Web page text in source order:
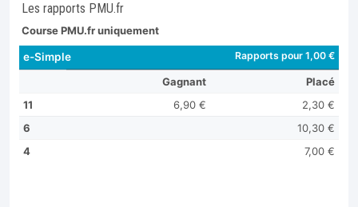
Les rapports PMU.fr
Course PMU.fr uniquement
e-Simple Rapports pour 1,00 €
Gagnant
Placé
11
6,90 €
2,30 €
6
10,30 €
4
7,00 €